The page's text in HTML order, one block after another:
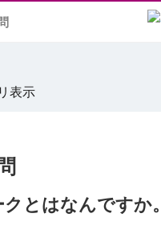
表示
とはなんですか。